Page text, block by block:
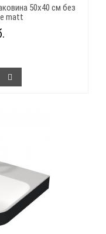
50х40 см без
matt